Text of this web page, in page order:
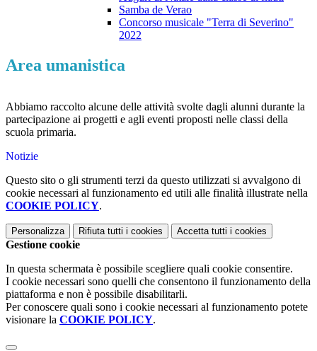
Samba de Verao
Concorso musicale "Terra di Severino"
2022
Area umanistica
Abbiamo raccolto alcune delle attività svolte dagli alunni durante la
partecipazione ai progetti e agli eventi proposti nelle classi della
scuola primaria.
Notizie
Questo sito o gli strumenti terzi da questo utilizzati si avvalgono di
cookie necessari al funzionamento ed utili alle finalità illustrate nella
COOKIE POLICY.
Personalizza Rifiuta tutti i cookies Accetta tutti i cookies
Gestione cookie
In questa schermata è possibile scegliere quali cookie consentire.
I cookie necessari sono quelli che consentono il funzionamento della
piattaforma e non è possibile disabilitarli.
Per conoscere quali sono i cookie necessari al funzionamento potete
visionare la COOKIE POLICY.